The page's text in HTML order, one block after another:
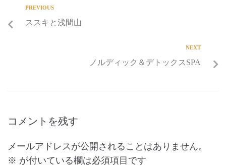
PREVIOUS
ススキと浅間山
NEXT
ノルディック＆デトックスSPA
コメントを残す
メールアドレスが公開されることはありません。
※ が付いている欄は必須項目です